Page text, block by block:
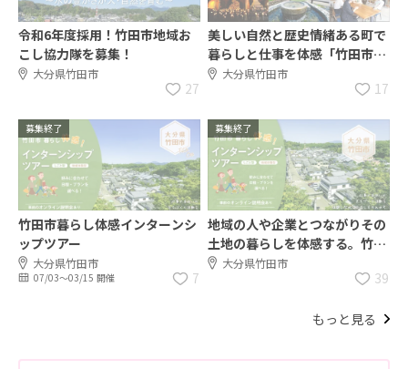
令和6年度採用！竹田市地域お
こし協力隊を募集！
大分県竹田市
27
美しい自然と歴史情緒ある町で
暮らしと仕事を体感「竹田市暮
らし体感インターンシップツア
大分県竹田市
17
募集終了
竹田市暮らし体感インターンシ
ップツアー
大分県竹田市
07/03〜03/15 開催 7
募集終了
地域の人や企業とつながりその
土地の暮らしを体感する。竹田
市暮らし体感インターンシップ
大分県竹田市
39
もっと見る